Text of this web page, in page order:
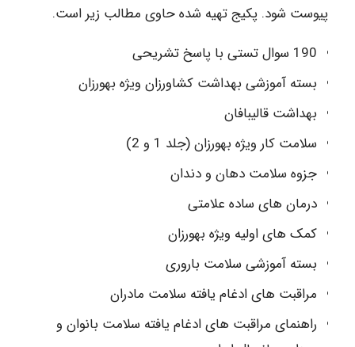
پیوست شود. پکیج تهیه شده حاوی مطالب زیر است.
190 سوال تستی با پاسخ تشریحی
بسته آموزشی بهداشت کشاورزان ویژه بهورزان
بهداشت قالیبافان
سلامت کار ویژه بهورزان (جلد 1 و 2)
جزوه سلامت دهان و دندان
درمان های ساده علامتی
کمک های اولیه ویژه بهورزان
بسته آموزشی سلامت باروری
مراقبت های ادغام یافته سلامت مادران
راهنمای مراقبت های ادغام یافته سلامت بانوان و